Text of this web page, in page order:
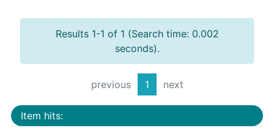
Results 1-1 of 1 (Search time: 0.002
seconds).
previous 1 next
Item hits: